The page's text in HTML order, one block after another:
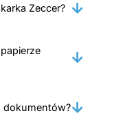
Zeccer?
dokumentów?